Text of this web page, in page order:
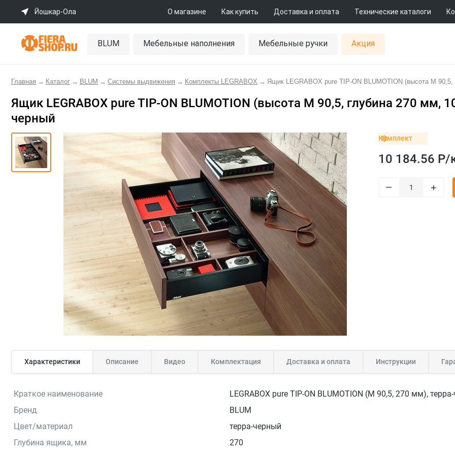
Йошкар-Ола О магазине Как купить Доставка и оплата Технические каталоги
BLUM Мебельные наполнения Мебельные ручки Акция
Главная → Каталог → BLUM → Системы выдвижения → Комплекты LEGRABOX → Ящик LEGRABOX pure TIP-ON BLUMOTION (высота M
Ящик LEGRABOX pure TIP-ON BLUMOTION (высота M 90,5, глубина 270 мм,
черный
Комплект
10 184.56 Р/
– +
Характеристики Описание Видео Комплектация Доставка и оплата Инструкции
Краткое наименование
LEGRABOX pure TIP-ON BLUMOTION (M 90,5, 270 мм),
Бренд
BLUM
Цвет/материал
терра-черный
Глубина ящика, мм
270